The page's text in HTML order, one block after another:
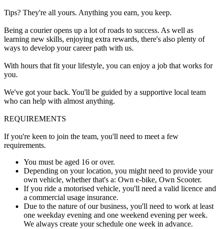
Tips? They're all yours. Anything you earn, you keep.
Being a courier opens up a lot of roads to success. As well as
learning new skills, enjoying extra rewards, there's also plenty of
ways to develop your career path with us.
With hours that fit your lifestyle, you can enjoy a job that works for
you.
We've got your back. You'll be guided by a supportive local team
who can help with almost anything.
REQUIREMENTS
If you're keen to join the team, you'll need to meet a few
requirements.
You must be aged 16 or over.
Depending on your location, you might need to provide your
own vehicle, whether that's a: Own e-bike, Own Scooter.
If you ride a motorised vehicle, you'll need a valid licence and
a commercial usage insurance.
Due to the nature of our business, you'll need to work at least
one weekday evening and one weekend evening per week.
We always create your schedule one week in advance.